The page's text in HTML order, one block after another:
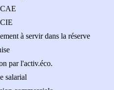
à servir dans la réserve
par l'activ.éco.
salarial